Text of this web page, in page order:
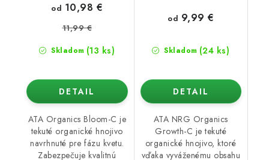
Skladom (13 ks)
od 10,98 €
11,99 €
DETAIL
ATA Organics Bloom-C je
tekuté organické hnojivo
navrhnuté pre fázu kvetu.
Zabezpečuje kvalitnú
Skladom (24 ks)
od 9,99 €
DETAIL
ATA NRG Organics
Growth-C je tekuté
organické hnojivo, ktoré
vďaka vyváženému obsahu